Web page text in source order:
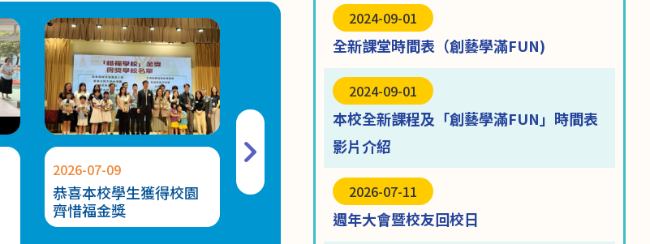
2024-09-01
全新課堂時間表（創藝學滿FUN)
2024-09-01
本校全新課程及「創藝學滿FUN」時間表
影片介紹
2026-07-11
週年大會暨校友回校日
2026-07-09
恭喜本校學生獲得校園
齊惜福金獎
恭喜本校學生燎原盃U13
躲避盤錦標賽獲得優異
2026-07-08